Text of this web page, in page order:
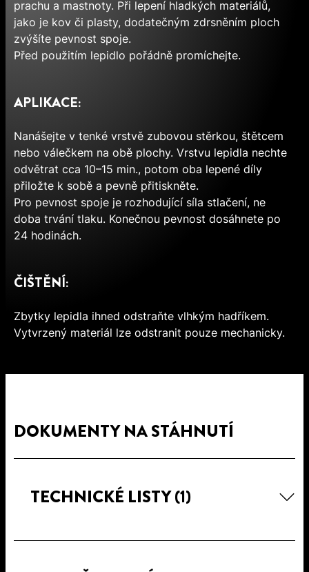
prachu a mastnoty. Při lepení hladkých materiálů,
jako je kov či plasty, dodatečným zdrsněním ploch
zvýšíte pevnost spoje.
Před použitím lepidlo pořádně promíchejte.
APLIKACE:
Nanášejte v tenké vrstvě zubovou stěrkou, štětcem
nebo válečkem na obě plochy. Vrstvu lepidla nechte
odvětrat cca 10–15 min., potom oba lepené díly
přiložte k sobě a pevně přitiskněte.
Pro pevnost spoje je rozhodující síla stlačení, ne
doba trvání tlaku. Konečnou pevnost dosáhnete po
24 hodinách.
ČIŠTĚNÍ:
Zbytky lepidla ihned odstraňte vlhkým hadříkem.
Vytvrzený materiál lze odstranit pouze mechanicky.
DOKUMENTY NA STÁHNUTÍ
TECHNICKÉ LISTY(1)